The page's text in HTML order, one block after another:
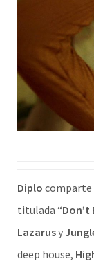
Diplo comparte
titulada “Don’t
Lazarusy
deep house,